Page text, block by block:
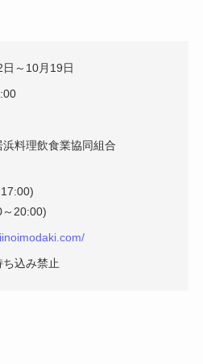
～10月19日
料理飲食業協同組合
20:00)
込み禁止